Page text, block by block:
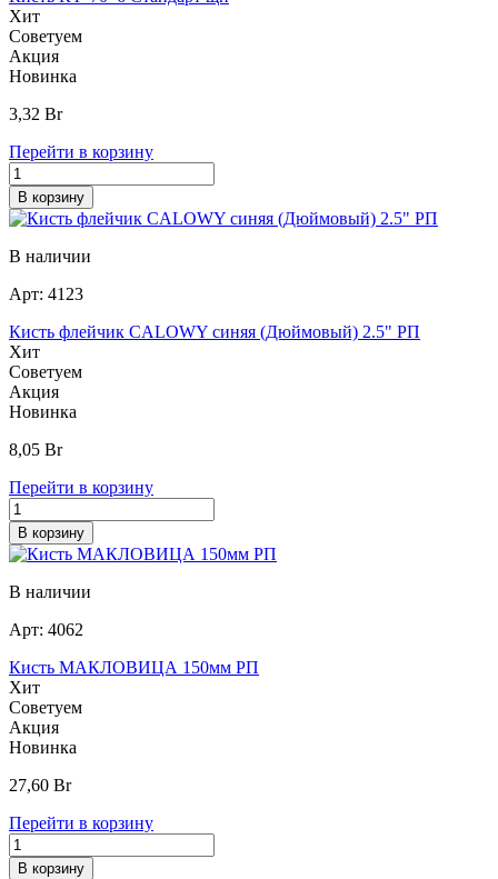
Хит
Советуем
Акция
Новинка
3,32 Br
Перейти в корзину
В корзину
В наличии
Арт: 4123
Кисть флейчик CALOWY синяя (Дюймовый) 2.5" РП
Хит
Советуем
Акция
Новинка
8,05 Br
Перейти в корзину
В корзину
В наличии
Арт: 4062
Кисть МАКЛОВИЦА 150мм РП
Хит
Советуем
Акция
Новинка
27,60 Br
Перейти в корзину
В корзину